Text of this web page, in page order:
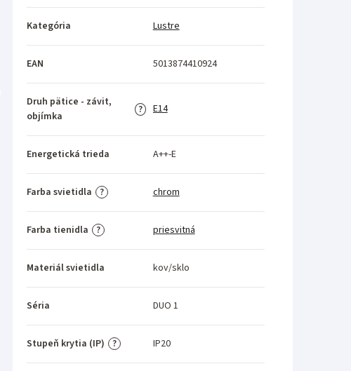
Kategória Lustre
EAN 5013874410924
?
Druh pätice - závit,
objímka
E14
Energetická trieda A++-E
?
Farba svietidla chrom
?
Farba tienidla priesvitná
Materiál svietidla kov/sklo
Séria DUO 1
?
Stupeň krytia (IP) IP20